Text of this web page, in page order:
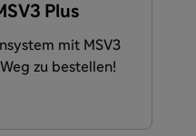
Plus
mit MSV3
zu bestellen!